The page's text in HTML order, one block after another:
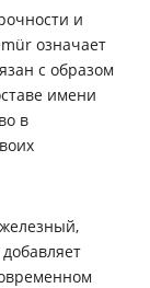
и
означает
с образом
имени
в